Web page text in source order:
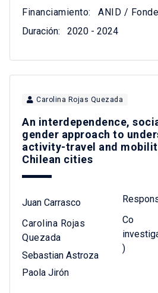
Financiamiento:
ANID /
Duración:
2020 - 2024
Carolina Rojas Quezada
An interdependence,
gender approach to
activity-travel and
Chilean cities
Juan Carrasco
Carolina Rojas
Quezada
Sebastian Astroza
Paola Jirón
Co
)